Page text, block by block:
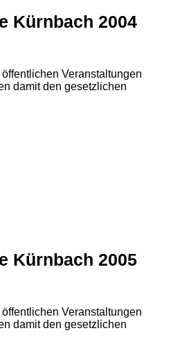
2
2
Kürnbach 2004
Veranstaltungen
damit den gesetzlichen
Kürnbach 2005
Veranstaltungen
damit den gesetzlichen